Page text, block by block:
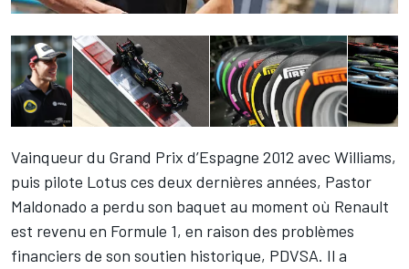
Vainqueur du Grand Prix d’Espagne 2012 avec Williams,
puis pilote Lotus ces deux dernières années, Pastor
Maldonado a perdu son baquet au moment où Renault
est revenu en Formule 1, en raison des problèmes
financiers de son soutien historique, PDVSA. Il a